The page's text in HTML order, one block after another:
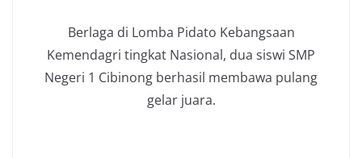
Berlaga di Lomba Pidato Kebangsaan
Kemendagri tingkat Nasional, dua siswi SMP
Negeri 1 Cibinong berhasil membawa pulang
gelar juara.